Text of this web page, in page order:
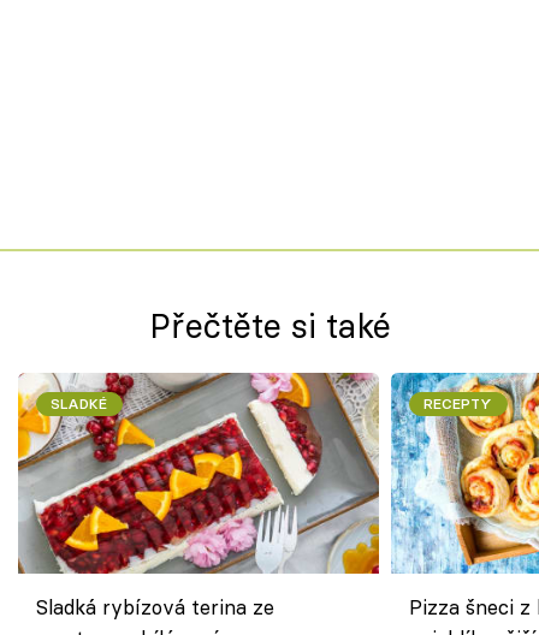
Přečtěte si také
SLADKÉ
Sladká rybízová terina ze
RECEPTY
Pizza šneci